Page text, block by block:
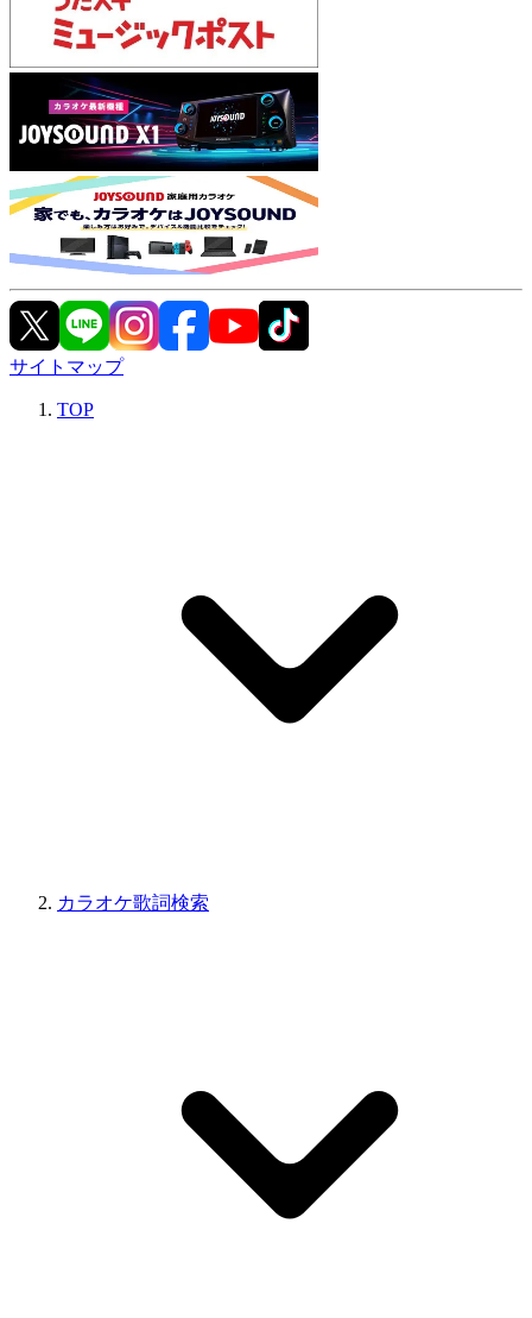
サイトマップ
TOP
カラオケ歌詞検索